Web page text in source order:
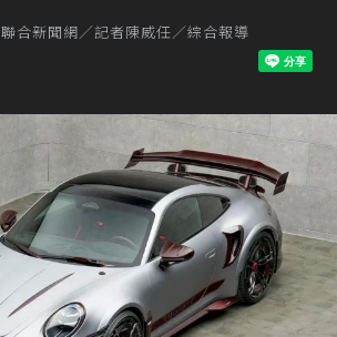
聯合新聞網／記者陳威任／綜合報導